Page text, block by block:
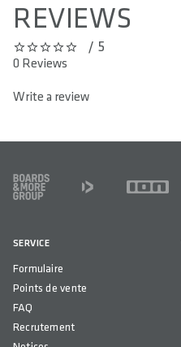
REVIEWS
0 out of 5 stars/ 5
0 Reviews
Write a review
FOOTER
SERVICE
Formulaire
Points de vente
FAQ
Recrutement